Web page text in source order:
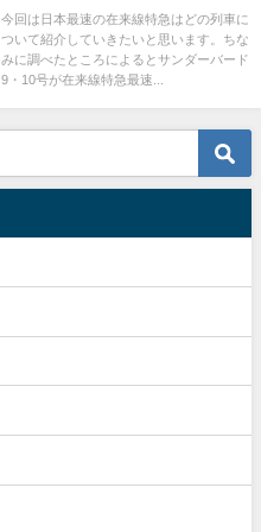
今回は日本最速の在来線特急はどの列車に
ついて紹介していきたいと思います。ちな
みに調べたところによるとサンダーバード
9・10号が在来線特急最速...